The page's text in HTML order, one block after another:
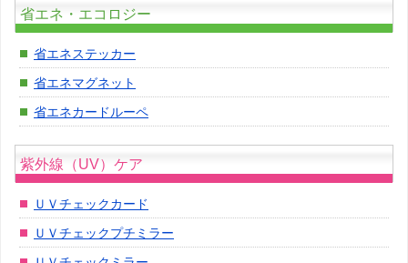
省エネ・エコロジー
省エネステッカー
省エネマグネット
省エネカードルーペ
紫外線（UV）ケア
ＵＶチェックカード
ＵＶチェックプチミラー